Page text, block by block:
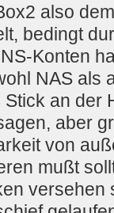
also
bedingt
Konten
NAS als
an der
aber
von
mußt
versehen